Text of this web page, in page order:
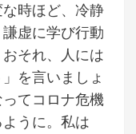
時ほど、冷静
虚に学び行動
それ、人には
を言いましょ
てコロナ危機
うに。私は